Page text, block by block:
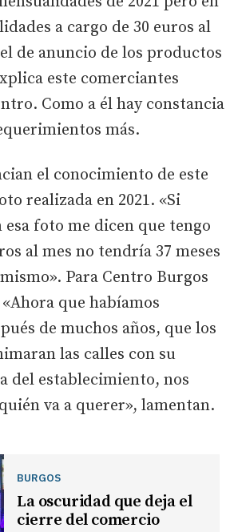
a cargo de 30 euros al
de anuncio de los productos
este comerciantes
Como a él hay constancia
más.
el conocimiento de este
realizada en 2021. «Si
foto me dicen que tengo
al mes no tendría 37 meses
Para Centro Burgos
que habíamos
de muchos años, que los
las calles con su
del establecimiento, nos
va a querer», lamentan.
BURGOS
La oscuridad que deja el
cierre del comercio